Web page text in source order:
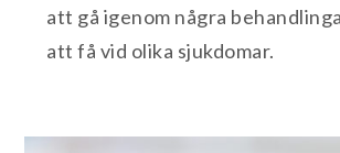
att gå igenom några
att få vid olika sjukdomar.